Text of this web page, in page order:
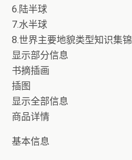
6.陆半球
7.水半球
8.世界主要地貌类型知识集锦
显示部分信息
书摘插画
插图
显示全部信息
商品详情
基本信息